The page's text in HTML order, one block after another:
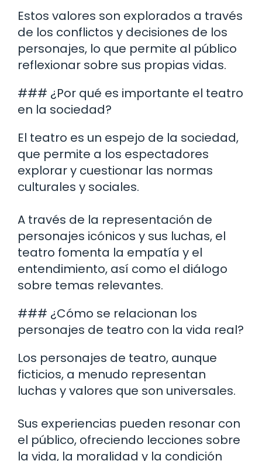
Estos valores son explorados a través
de los conflictos y decisiones de los
personajes, lo que permite al público
reflexionar sobre sus propias vidas.
### ¿Por qué es importante el teatro
en la sociedad?
El teatro es un espejo de la sociedad,
que permite a los espectadores
explorar y cuestionar las normas
culturales y sociales.
A través de la representación de
personajes icónicos y sus luchas, el
teatro fomenta la empatía y el
entendimiento, así como el diálogo
sobre temas relevantes.
### ¿Cómo se relacionan los
personajes de teatro con la vida real?
Los personajes de teatro, aunque
ficticios, a menudo representan
luchas y valores que son universales.
Sus experiencias pueden resonar con
el público, ofreciendo lecciones sobre
la vida, la moralidad y la condición